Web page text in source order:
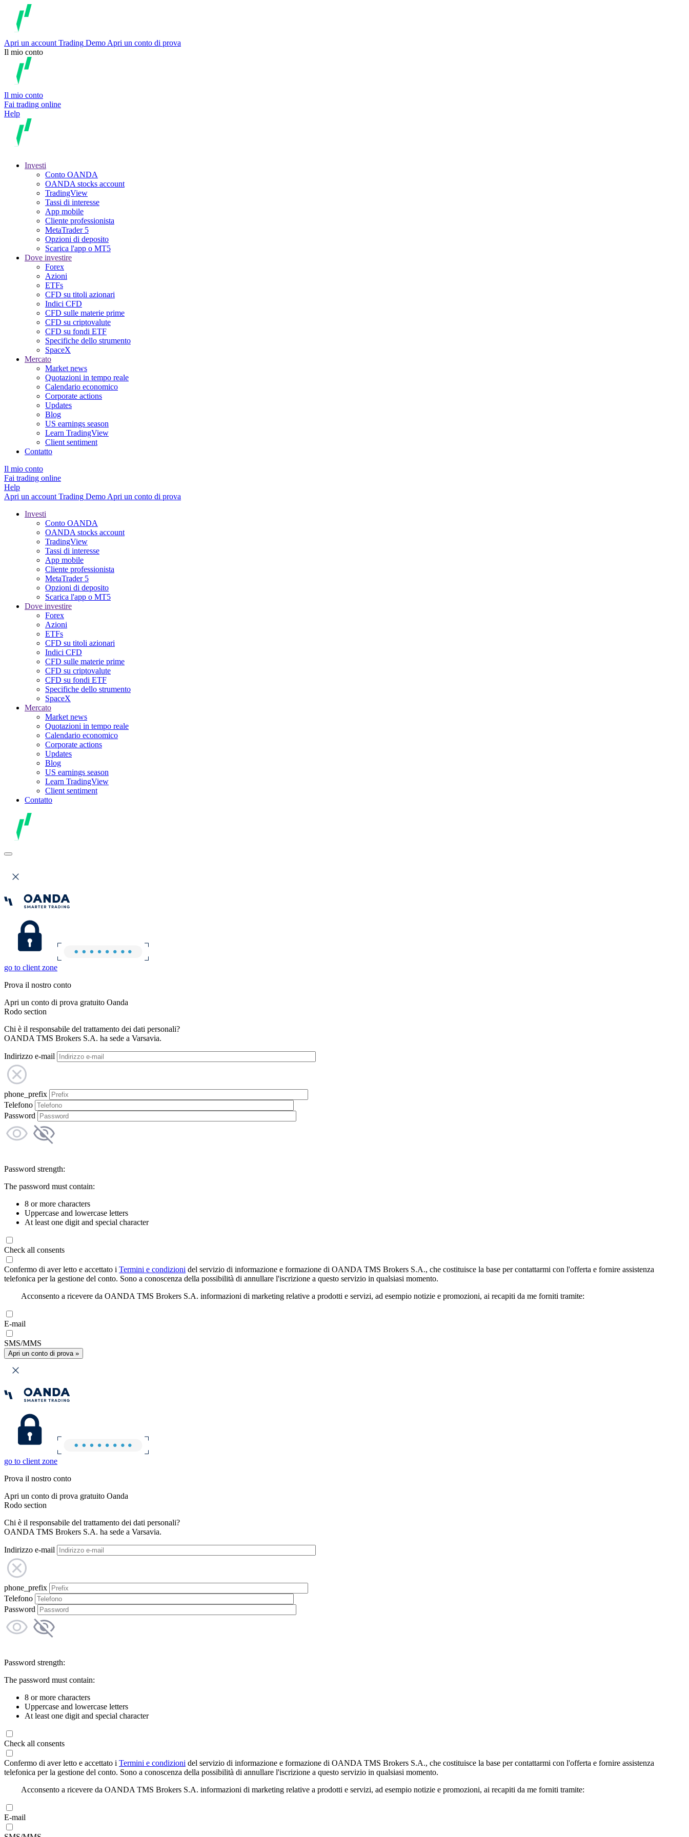
Apri un account Trading Demo Apri un conto di prova
Il mio conto
Il mio conto
Fai trading online
Help
Investi
Conto OANDA
OANDA stocks account
TradingView
Tassi di interesse
App mobile
Cliente professionista
MetaTrader 5
Opzioni di deposito
Scarica l'app o MT5
Dove investire
Forex
Azioni
ETFs
CFD su titoli azionari
Indici CFD
CFD sulle materie prime
CFD su criptovalute
CFD su fondi ETF
Specifiche dello strumento
SpaceX
Mercato
Market news
Quotazioni in tempo reale
Calendario economico
Corporate actions
Updates
Blog
US earnings season
Learn TradingView
Client sentiment
Contatto
Il mio conto
Fai trading online
Help
Apri un account Trading Demo Apri un conto di prova
Investi
Conto OANDA
OANDA stocks account
TradingView
Tassi di interesse
App mobile
Cliente professionista
MetaTrader 5
Opzioni di deposito
Scarica l'app o MT5
Dove investire
Forex
Azioni
ETFs
CFD su titoli azionari
Indici CFD
CFD sulle materie prime
CFD su criptovalute
CFD su fondi ETF
Specifiche dello strumento
SpaceX
Mercato
Market news
Quotazioni in tempo reale
Calendario economico
Corporate actions
Updates
Blog
US earnings season
Learn TradingView
Client sentiment
Contatto
go to client zone
Prova il nostro conto
Apri un conto di prova gratuito Oanda
Rodo section
Chi è il responsabile del trattamento dei dati personali?
OANDA TMS Brokers S.A. ha sede a Varsavia.
Indirizzo e-mail
phone_prefix
Telefono
Password
Password strength:
The password must contain:
8 or more characters
Uppercase and lowercase letters
At least one digit and special character
Check all consents
Confermo di aver letto e accettato i Termini e condizioni del servizio di informazione e formazione di OANDA TMS Brokers S.A., che costituisce la base per contattarmi con l'offerta e fornire assistenza
telefonica per la gestione del conto. Sono a conoscenza della possibilità di annullare l'iscrizione a questo servizio in qualsiasi momento.
Acconsento a ricevere da OANDA TMS Brokers S.A. informazioni di marketing relative a prodotti e servizi, ad esempio notizie e promozioni, ai recapiti da me forniti tramite:
E-mail
SMS/MMS
Apri un conto di prova »
go to client zone
Prova il nostro conto
Apri un conto di prova gratuito Oanda
Rodo section
Chi è il responsabile del trattamento dei dati personali?
OANDA TMS Brokers S.A. ha sede a Varsavia.
Indirizzo e-mail
phone_prefix
Telefono
Password
Password strength:
The password must contain:
8 or more characters
Uppercase and lowercase letters
At least one digit and special character
Check all consents
Confermo di aver letto e accettato i Termini e condizioni del servizio di informazione e formazione di OANDA TMS Brokers S.A., che costituisce la base per contattarmi con l'offerta e fornire assistenza
telefonica per la gestione del conto. Sono a conoscenza della possibilità di annullare l'iscrizione a questo servizio in qualsiasi momento.
Acconsento a ricevere da OANDA TMS Brokers S.A. informazioni di marketing relative a prodotti e servizi, ad esempio notizie e promozioni, ai recapiti da me forniti tramite:
E-mail